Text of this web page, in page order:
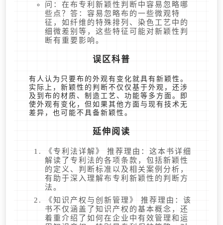
问：在布专利新颖性判断中容易忽略哪
些点？答：容易忽略布的一些微观特
征，如纤维的特殊排列、染色工艺中的
细微差别等，这些特征可能对新颖性判
断有重要影响。
误区科普
有人认为只要布的外观有变化就具有新颖性。
实际上，新颖性的判断不仅仅基于外观，还涉
及到布的材质、制造工艺、功能等多方面。即
使外观有变化，但如果其他方面与现有技术无
差异，也可能不具备新颖性。
延伸阅读
《专利法详解》 推荐理由：这本书详细
解读了专利法的各项条款，包括新颖性
的定义、判断标准以及相关案例分析，
有助于深入理解布专利新颖性的判断方
法。
《知识产权与创新管理》 推荐理由：该
书不仅涵盖了知识产权的基本概念，还
着重介绍了如何在企业中有效管理和运